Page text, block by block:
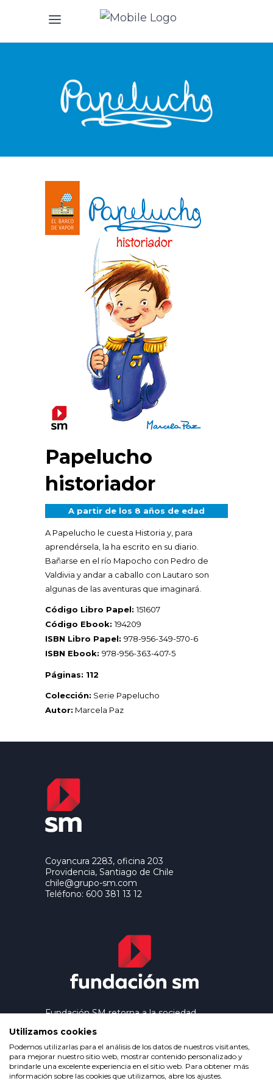
Papelucho
historiador
A partir de los 8 años de edad
A Papelucho le cuesta Historia y, para
aprendérsela, la ha escrito en su diario.
Bañarse en el río Mapocho con Pedro de
Valdivia y andar a caballo con Lautaro son
algunas de las aventuras que imaginará.
Código Libro Papel:151607
Código Ebook:194209
ISBN Libro Papel: 978-956-349-570-6
ISBN Ebook: 978-956-363-407-5
Páginas: 112
Colección: Serie Papelucho
Autor: Marcela Paz
Coyancura 2283, oficina 203
Providencia, Santiago de Chile
chile@grupo-sm.com
Teléfono: 600 381 13 12
Fundación SM retorna a la sociedad
editorial de Ediciones SM, contribuyendo
así a extender la cultura y la educación a
los grupos más desfavorecidos.
Utilizamos cookies
Podemos utilizarlas para el análisis de los datos de nuestros visitantes,
para mejorar nuestro sitio web, mostrar contenido personalizado y
brindarle una excelente experiencia en el sitio web. Para obtener más
información sobre las cookies que utilizamos, abre los ajustes.